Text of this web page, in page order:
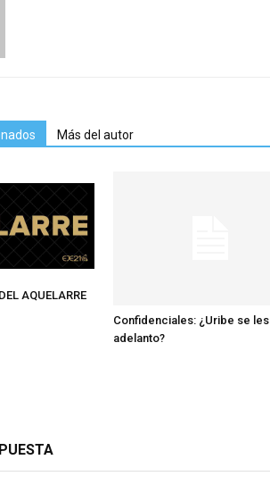
Más del autor
AQUELARRE
Confidenciales: ¿Uribe se les
adelanto?